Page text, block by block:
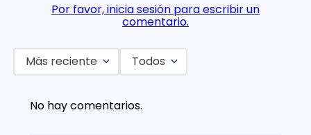
Por favor, inicia sesión para escribir un
comentario.
Más reciente Todos
No hay comentarios.